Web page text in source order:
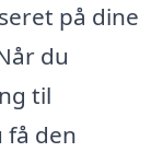
på dine
du
til
få den